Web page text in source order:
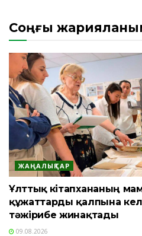
Соңғы
ЖАҢАЛЫҚТАР
Ұлттық кітапхананың
құжаттарды қалпына
тәжірибе жинақтады
09.08.2026